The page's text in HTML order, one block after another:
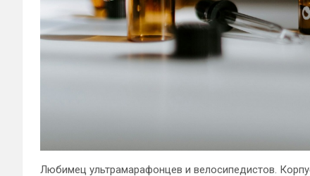
Любимец ультрамарафонцев и велосипедистов.